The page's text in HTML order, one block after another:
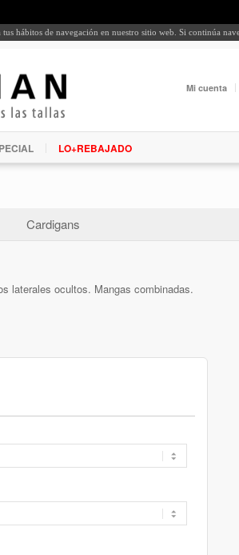
hábitos de navegación en nuestro sitio web. Si continúa
Mi cuenta
LO+REBAJADO
Cardigans
laterales ocultos. Mangas combinadas.